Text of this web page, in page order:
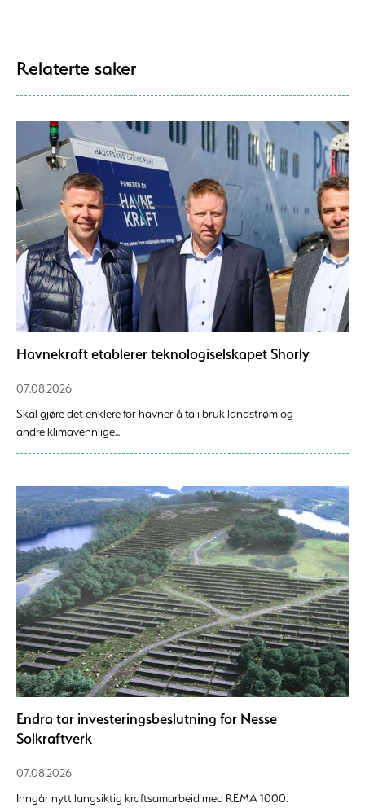
Relaterte saker
Havnekraft etablerer teknologiselskapet Shorly
07.08.2026
Skal gjøre det enklere for havner å ta i bruk landstrøm og
andre klimavennlige...
Endra tar investeringsbeslutning for Nesse
Solkraftverk
07.08.2026
Inngår nytt langsiktig kraftsamarbeid med REMA 1000.